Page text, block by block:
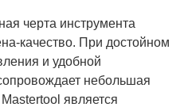
черта инструмента
качество. При достойном
и удобной
небольшая
является